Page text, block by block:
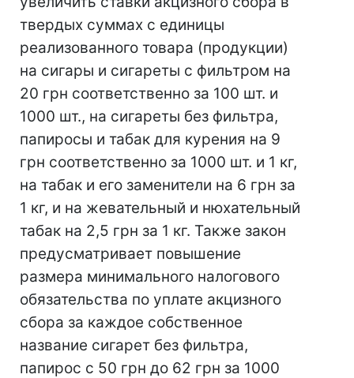
твердых суммах с единицы
реализованного товара (продукции)
на сигары и сигареты с фильтром на
20 грн соответственно за 100 шт. и
1000 шт., на сигареты без фильтра,
папиросы и табак для курения на 9
грн соответственно за 1000 шт. и 1 кг,
на табак и его заменители на 6 грн за
1 кг, и на жевательный и нюхательный
табак на 2,5 грн за 1 кг. Также закон
предусматривает повышение
размера минимального налогового
обязательства по уплате акцизного
сбора за каждое собственное
название сигарет без фильтра,
папирос с 50 грн до 62 грн за 1000